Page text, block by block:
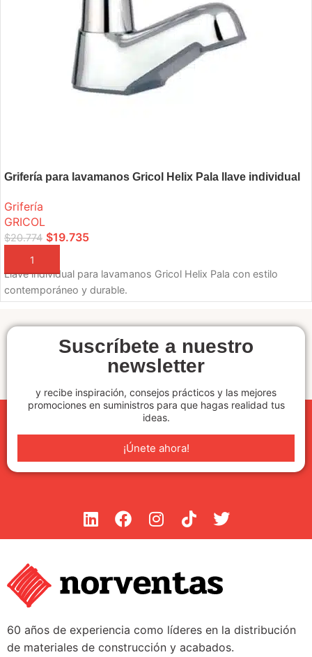
Grifería para lavamanos Gricol Helix Pala llave individual
Grifería
GRICOL
$20.774 $19.735
AÑADIR A LA CESTA
Llave individual para lavamanos Gricol Helix Pala con estilo
contemporáneo y durable.
Suscríbete a nuestro
newsletter
y recibe inspiración, consejos prácticos y las mejores
promociones en suministros para que hagas realidad tus
ideas.
¡Únete ahora!
60 años de experiencia como líderes en la distribución
de materiales de construcción y acabados.